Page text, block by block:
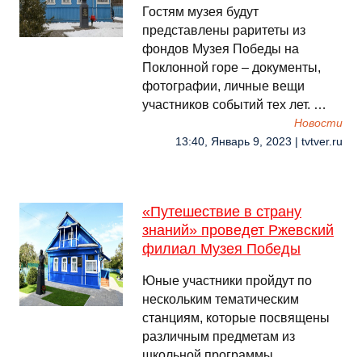
Гостям музея будут
представлены раритеты из
фондов Музея Победы на
Поклонной горе – документы,
фотографии, личные вещи
участников событий тех лет. …
Новости
13:40, Январь 9, 2023 | tvtver.ru
«Путешествие в страну
знаний» проведет Ржевский
филиал Музея Победы
Юные участники пройдут по
нескольким тематическим
станциям, которые посвящены
различным предметам из